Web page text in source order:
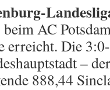
AC
erreicht. Die
–
888,44